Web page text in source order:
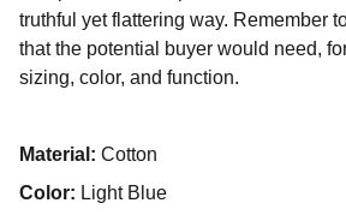
truthful yet flattering way. Remember
that the potential buyer would need,
sizing, color, and function.
Material: Cotton
Color: Light Blue